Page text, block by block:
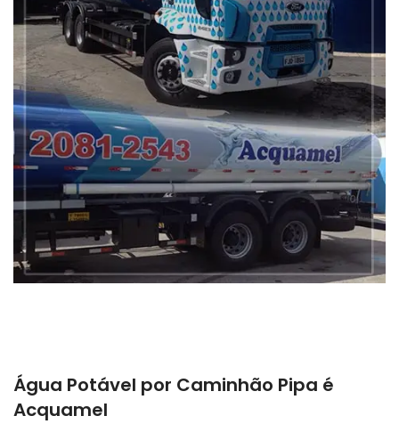
Água Potável por Caminhão Pipa é
Acquamel